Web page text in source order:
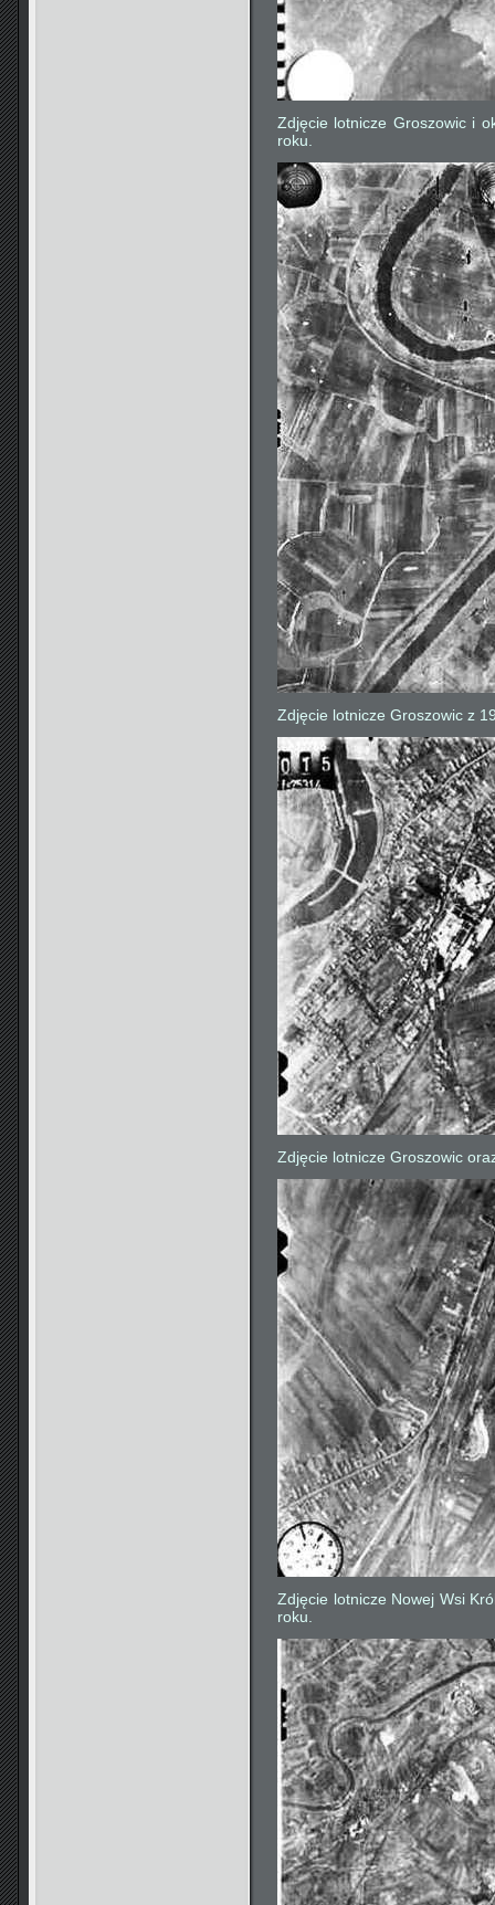
Zdjęcie lotnicze Groszowic i
roku.
Zdjęcie lotnicze Groszowic z
Zdjęcie lotnicze Groszowic
Zdjęcie lotnicze Nowej Wsi
roku.